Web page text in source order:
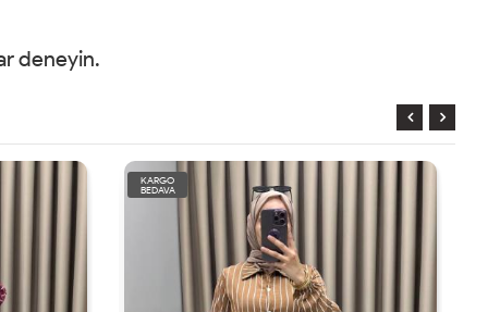
deneyin.
KARGO
BEDAVA